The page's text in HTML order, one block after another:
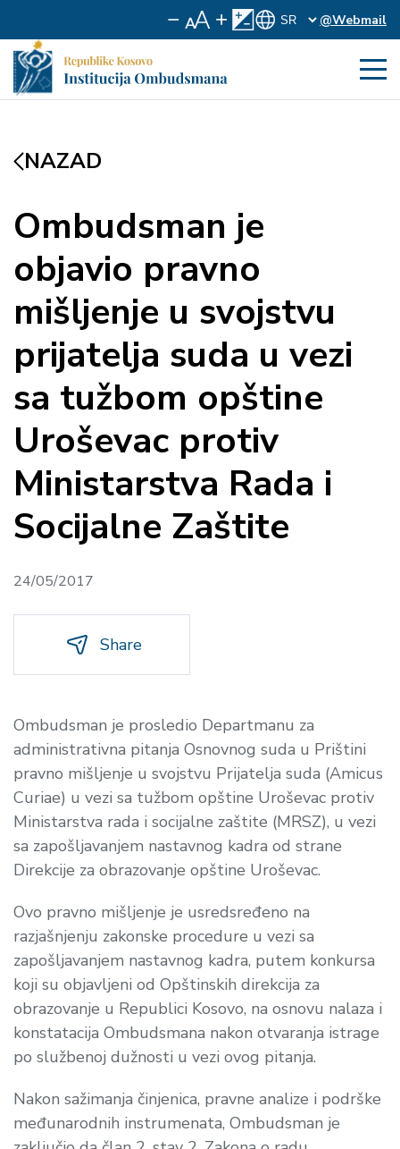
@Webmail
NAZAD
Ombudsman je
objavio pravno
mišljenje u svojstvu
prijatelja suda u vezi
sa tužbom opštine
Uroševac protiv
Ministarstva Rada i
Socijalne Zaštite
24/05/2017
Share
Ombudsman je prosledio Departmanu za
administrativna pitanja Osnovnog suda u Prištini
pravno mišljenje u svojstvu Prijatelja suda (Amicus
Curiae) u vezi sa tužbom opštine Uroševac protiv
Ministarstva rada i socijalne zaštite (MRSZ), u vezi
sa zapošljavanjem nastavnog kadra od strane
Direkcije za obrazovanje opštine Uroševac.
Ovo pravno mišljenje je usredsređeno na
razjašnjenju zakonske procedure u vezi sa
zapošljavanjem nastavnog kadra, putem konkursa
koji su objavljeni od Opštinskih direkcija za
obrazovanje u Republici Kosovo, na osnovu nalaza i
konstatacija Ombudsmana nakon otvaranja istrage
po službenoj dužnosti u vezi ovog pitanja.
Nakon sažimanja činjenica, pravne analize i podrške
međunarodnih instrumenata, Ombudsman je